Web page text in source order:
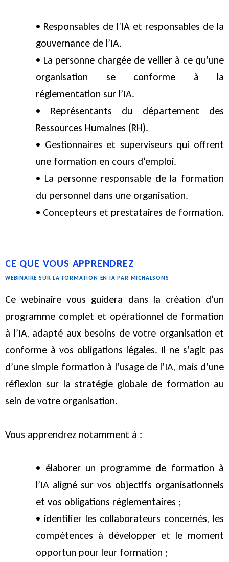
• Responsables de l’IA et responsables de la
gouvernance de l’IA.
• La personne chargée de veiller à ce qu’une
organisation se conforme à la
réglementation sur l’IA.
• Représentants du département des
Ressources Humaines (RH).
• Gestionnaires et superviseurs qui offrent
une formation en cours d’emploi.
• La personne responsable de la formation
du personnel dans une organisation.
• Concepteurs et prestataires de formation.
CE QUE VOUS APPRENDREZ
WEBINAIRE SUR LA FORMATION EN IA PAR MICHALSONS
Ce webinaire vous guidera dans la création d’un
programme complet et opérationnel de formation
à l’IA, adapté aux besoins de votre organisation et
conforme à vos obligations légales. Il ne s’agit pas
d’une simple formation à l’usage de l’IA, mais d’une
réflexion sur la stratégie globale de formation au
sein de votre organisation.
Vous apprendrez notamment à :
• élaborer un programme de formation à
l’IA aligné sur vos objectifs organisationnels
et vos obligations réglementaires ;
• identifier les collaborateurs concernés, les
compétences à développer et le moment
opportun pour leur formation ;